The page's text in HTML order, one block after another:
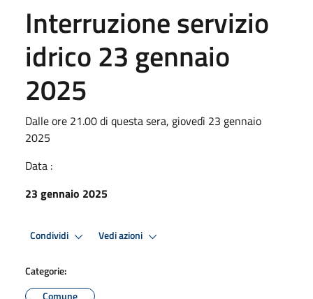
Interruzione servizio
idrico 23 gennaio
2025
Dalle ore 21.00 di questa sera, giovedì 23 gennaio
2025
Data :
23 gennaio 2025
Condividi Vedi azioni
Categorie:
Comune